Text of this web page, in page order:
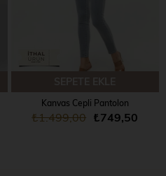
Kanvas Cepli Pantolon
₺749,50
₺1.499,00